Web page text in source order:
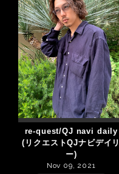
re-quest/QJ navi daily
(リクエストQJナビデイリ
ー)
Nov 09, 2021